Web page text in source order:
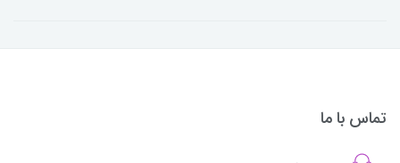
تماس با ما